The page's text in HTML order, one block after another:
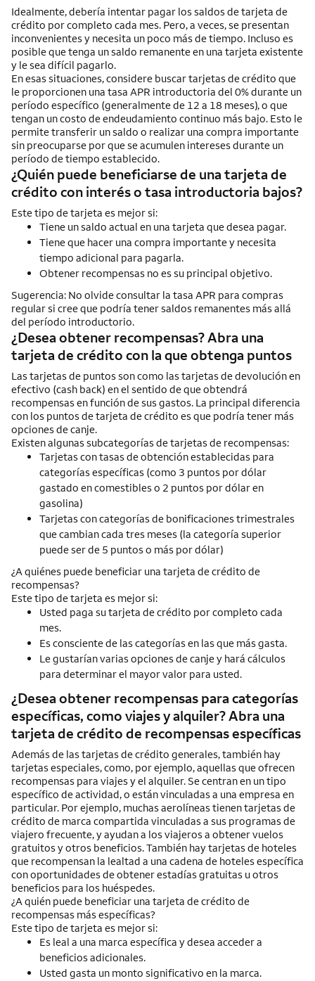
Idealmente, debería intentar pagar los saldos de tarjeta de
crédito por completo cada mes. Pero, a veces, se presentan
inconvenientes y necesita un poco más de tiempo. Incluso es
posible que tenga un saldo remanente en una tarjeta existente
y le sea difícil pagarlo.
En esas situaciones, considere buscar tarjetas de crédito que
le proporcionen una tasa APR introductoria del 0% durante un
período específico (generalmente de 12 a 18 meses), o que
tengan un costo de endeudamiento continuo más bajo. Esto le
permite transferir un saldo o realizar una compra importante
sin preocuparse por que se acumulen intereses durante un
período de tiempo establecido.
¿Quién puede beneficiarse de una tarjeta de
crédito con interés o tasa introductoria bajos?
Este tipo de tarjeta es mejor si:
Tiene un saldo actual en una tarjeta que desea pagar.
Tiene que hacer una compra importante y necesita
tiempo adicional para pagarla.
Obtener recompensas no es su principal objetivo.
Sugerencia: No olvide consultar la tasa APR para compras
regular si cree que podría tener saldos remanentes más allá
del período introductorio.
¿Desea obtener recompensas? Abra una
tarjeta de crédito con la que obtenga puntos
Las tarjetas de puntos son como las tarjetas de devolución en
efectivo (cash back) en el sentido de que obtendrá
recompensas en función de sus gastos. La principal diferencia
con los puntos de tarjeta de crédito es que podría tener más
opciones de canje.
Existen algunas subcategorías de tarjetas de recompensas:
Tarjetas con tasas de obtención establecidas para
categorías específicas (como 3 puntos por dólar
gastado en comestibles o 2 puntos por dólar en
gasolina)
Tarjetas con categorías de bonificaciones trimestrales
que cambian cada tres meses (la categoría superior
puede ser de 5 puntos o más por dólar)
¿A quiénes puede beneficiar una tarjeta de crédito de
recompensas?
Este tipo de tarjeta es mejor si:
Usted paga su tarjeta de crédito por completo cada
mes.
Es consciente de las categorías en las que más gasta.
Le gustarían varias opciones de canje y hará cálculos
para determinar el mayor valor para usted.
¿Desea obtener recompensas para categorías
específicas, como viajes y alquiler? Abra una
tarjeta de crédito de recompensas específicas
Además de las tarjetas de crédito generales, también hay
tarjetas especiales, como, por ejemplo, aquellas que ofrecen
recompensas para viajes y el alquiler. Se centran en un tipo
específico de actividad, o están vinculadas a una empresa en
particular. Por ejemplo, muchas aerolíneas tienen tarjetas de
crédito de marca compartida vinculadas a sus programas de
viajero frecuente, y ayudan a los viajeros a obtener vuelos
gratuitos y otros beneficios. También hay tarjetas de hoteles
que recompensan la lealtad a una cadena de hoteles específica
con oportunidades de obtener estadías gratuitas u otros
beneficios para los huéspedes.
¿A quién puede beneficiar una tarjeta de crédito de
recompensas más específicas?
Este tipo de tarjeta es mejor si:
Es leal a una marca específica y desea acceder a
beneficios adicionales.
Usted gasta un monto significativo en la marca.